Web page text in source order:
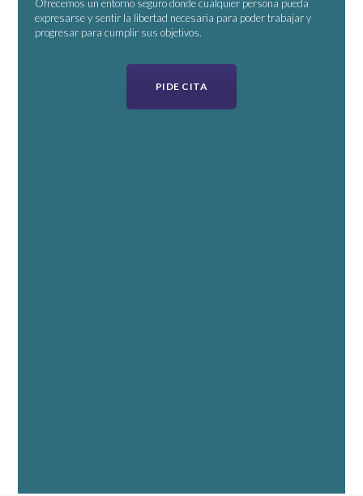
Ofrecemos un entorno seguro donde cualquier persona pueda
expresarse y sentir la libertad necesaria para poder trabajar y
progresar para cumplir sus objetivos.
PIDE CITA